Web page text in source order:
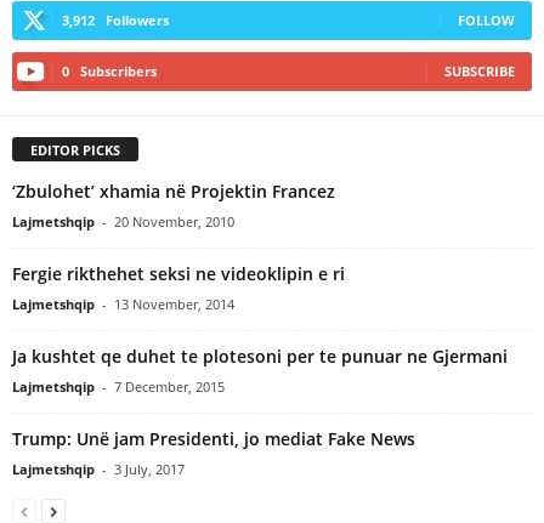
3,912 Followers FOLLOW
0 Subscribers SUBSCRIBE
EDITOR PICKS
‘Zbulohet’ xhamia në Projektin Francez
Lajmetshqip - 20 November, 2010
Fergie rikthehet seksi ne videoklipin e ri
Lajmetshqip - 13 November, 2014
Ja kushtet qe duhet te plotesoni per te punuar ne Gjermani
Lajmetshqip - 7 December, 2015
Trump: Unë jam Presidenti, jo mediat Fake News
Lajmetshqip - 3 July, 2017